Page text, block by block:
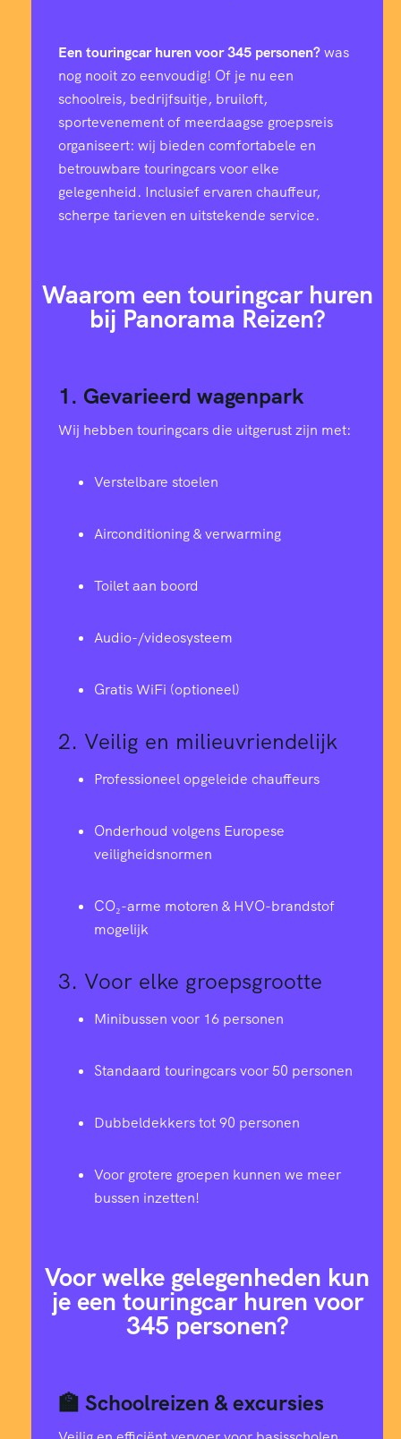
Een touringcar huren voor 345 personen?was
nog nooit zo eenvoudig! Of je nu een
schoolreis, bedrijfsuitje, bruiloft,
sportevenement of meerdaagse groepsreis
organiseert: wij bieden comfortabele en
betrouwbare touringcars voor elke
gelegenheid. Inclusief ervaren chauffeur,
scherpe tarieven en uitstekende service.
Waarom een touringcar huren
bij Panorama Reizen?
1. Gevarieerd wagenpark
Wij hebben touringcars die uitgerust zijn met:
Verstelbare stoelen
Airconditioning & verwarming
Toilet aan boord
Audio-/videosysteem
Gratis WiFi (optioneel)
2. Veilig en milieuvriendelijk
Professioneel opgeleide chauffeurs
Onderhoud volgens Europese
veiligheidsnormen
CO₂-arme motoren & HVO-brandstof
mogelijk
3. Voor elke groepsgrootte
Minibussen voor 16 personen
Standaard touringcars voor 50 personen
Dubbeldekkers tot 90 personen
Voor grotere groepen kunnen we meer
bussen inzetten!
Voor welke gelegenheden kun
je een touringcar huren voor
345 personen?
🏫 Schoolreizen & excursies